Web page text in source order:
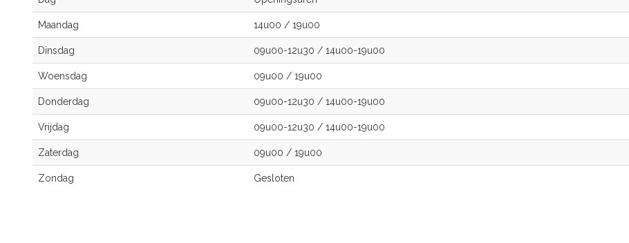
Maandag 14u00 / 19u00
Dinsdag 09u00-12u30 / 14u00-19u00
Woensdag 09u00 / 19u00
Donderdag 09u00-12u30 / 14u00-19u00
Vrijdag 09u00-12u30 / 14u00-19u00
Zaterdag 09u00 / 19u00
Zondag Gesloten